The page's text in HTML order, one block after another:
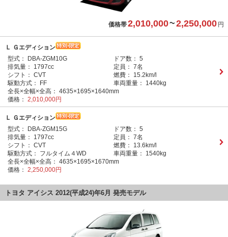
価格帯2,010,000~2,250,000 円
Ｌ Ｇエディション
型式：
DBA-ZGM10G ドア数： 5
排気量：
1797cc 定員： 7名
シフト： CVT 燃費：
15.2km/l
駆動方式：
FF 車両重量：
1440kg
全長×全幅×全高： 4635×1695×1640mm
価格： 2,010,000円
Ｌ Ｇエディション
型式：
DBA-ZGM15G ドア数： 5
排気量：
1797cc 定員： 7名
シフト： CVT 燃費：
13.6km/l
駆動方式：
フルタイム４WD 車両重量：
1540kg
全長×全幅×全高： 4635×1695×1670mm
価格： 2,250,000円
トヨタ アイシス 2012(平成24)年6月 発売モデル